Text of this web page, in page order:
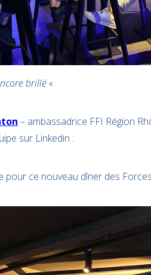
brillé «
– ambassadrice FFI Région
sur Linkedin :
pour ce nouveau dîner des